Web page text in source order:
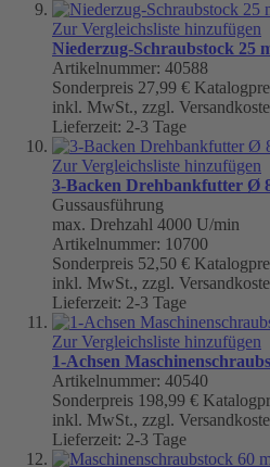
Zur Vergleichsliste hinzufügen
Niederzug-Schraubstock 25
Artikelnummer: 40588
Sonderpreis 27,99 €
inkl. MwSt., zzgl.
Lieferzeit: 2-3 Tage
Zur Vergleichsliste hinzufügen
3-Backen Drehbankfutter Ø
Gussausführung
max. Drehzahl 4000 U/min
Artikelnummer: 10700
Sonderpreis 52,50 €
inkl. MwSt., zzgl.
Lieferzeit: 2-3 Tage
Zur Vergleichsliste hinzufügen
1-Achsen
Artikelnummer: 40540
Sonderpreis 198,99 €
inkl. MwSt., zzgl.
Lieferzeit: 2-3 Tage